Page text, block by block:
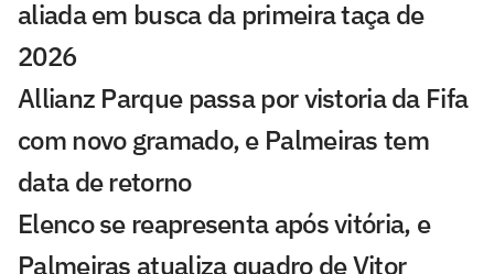
aliada em busca da primeira taça de
2026
Allianz Parque passa por vistoria da Fifa
com novo gramado, e Palmeiras tem
data de retorno
Elenco se reapresenta após vitória, e
Palmeiras atualiza quadro de Vitor